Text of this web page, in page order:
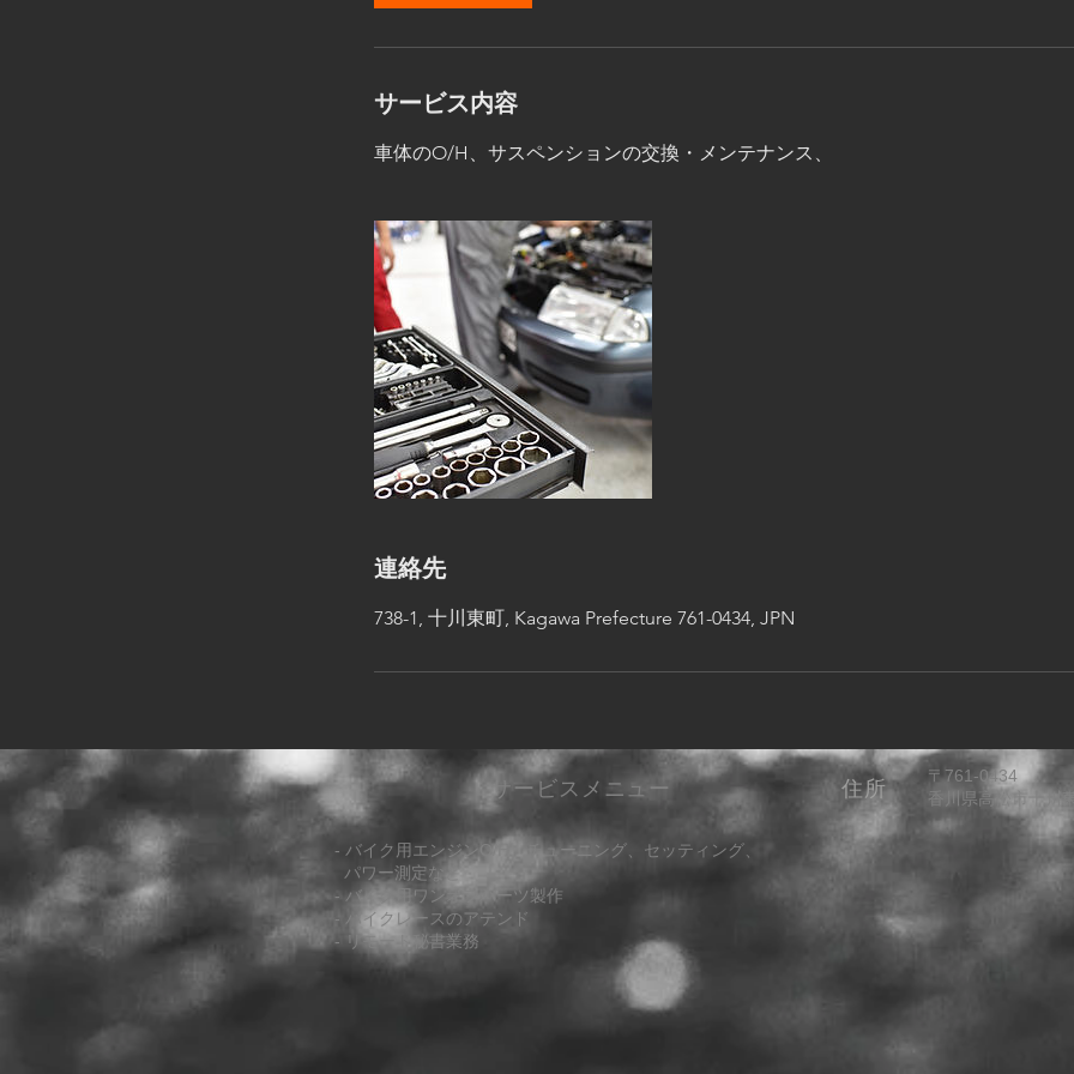
サービス内容
車体のO/H、サスペンションの交換・メンテナンス、
連絡先
738-1, 十川東町, Kagawa Prefecture 761-0434, JPN
​サービスメニュー ​住所
〒761-0434
香川県高松市十川
- バイク用エンジンO/H、チューニング、セッティング、
パワー測定など
- バイク用ワンオフパーツ製作
- バイクレースのアテンド
- リモート秘書業務